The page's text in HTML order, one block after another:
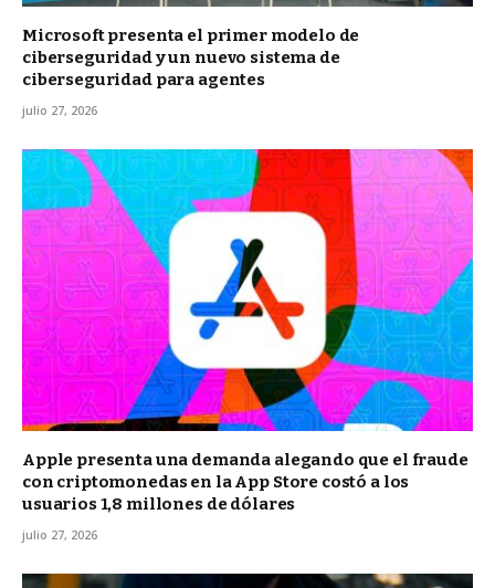
Microsoft presenta el primer modelo de
ciberseguridad y un nuevo sistema de
ciberseguridad para agentes
julio 27, 2026
Apple presenta una demanda alegando que el fraude
con criptomonedas en la App Store costó a los
usuarios 1,8 millones de dólares
julio 27, 2026